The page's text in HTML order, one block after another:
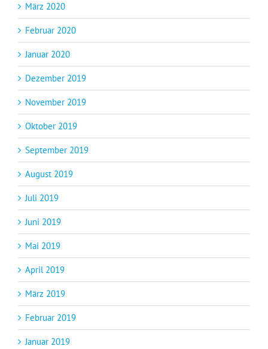
März 2020
Februar 2020
Januar 2020
Dezember 2019
November 2019
Oktober 2019
September 2019
August 2019
Juli 2019
Juni 2019
Mai 2019
April 2019
März 2019
Februar 2019
Januar 2019